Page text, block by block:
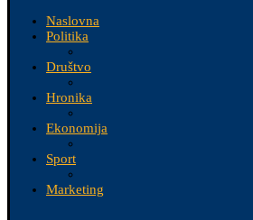
Naslovna
Politika
Društvo
Hronika
Ekonomija
Sport
Marketing